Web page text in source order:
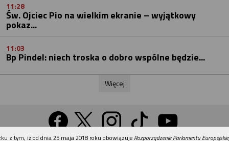
11:28
Św. Ojciec Pio na wielkim ekranie – wyjątkowy
pokaz...
11:03
Bp Pindel: niech troska o dobro wspólne będzie...
Więcej
REKLAMA
z tym, iż od dnia 25 maja 2018 roku obowiązuje Rozporządzenie Parlamentu